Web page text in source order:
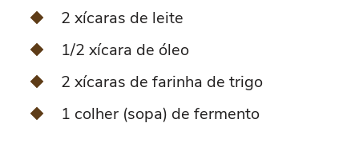
2 xícaras de leite
1/2 xícara de óleo
2 xícaras de farinha de trigo
1 colher (sopa) de fermento